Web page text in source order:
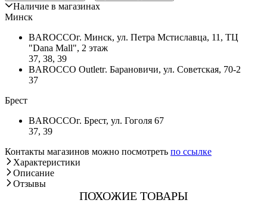
Наличие в магазинах
Минск
BAROCCOг. Минск, ул. Петра Мстиславца, 11, ТЦ
"Dana Mall", 2 этаж
37, 38, 39
BAROCCO Outletг. Барановичи, ул. Советская, 70-2
37
Брест
BAROCCOг. Брест, ул. Гоголя 67
37, 39
Контакты магазинов можно посмотреть по ссылке
Характеристики
Описание
Отзывы
ПОХОЖИЕ ТОВАРЫ